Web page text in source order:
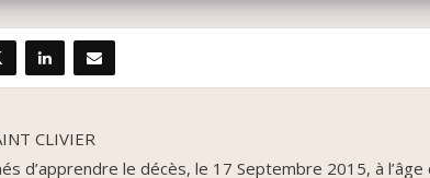
CLIVIER
d’apprendre le décès, le 17 Septembre 2015, à